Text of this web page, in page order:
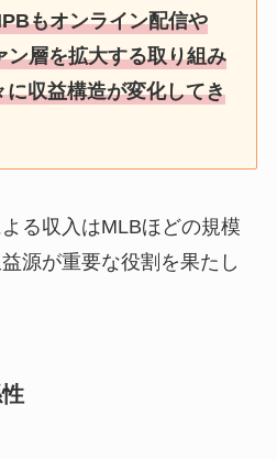
もオンライン配信や
ン層を拡大する取り組み
に収益構造が変化してき
る収入はMLBほどの規模
源が重要な役割を果たし